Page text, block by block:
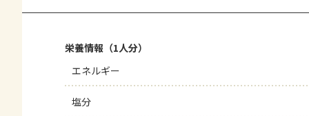
栄養情報（1人分）
エネルギー
塩分